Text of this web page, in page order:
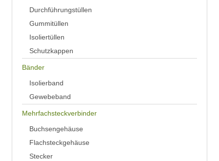
Durchführungstüllen
Gummitüllen
Isoliertüllen
Schutzkappen
Bänder
Isolierband
Gewebeband
Mehrfachsteckverbinder
Buchsengehäuse
Flachsteckgehäuse
Stecker